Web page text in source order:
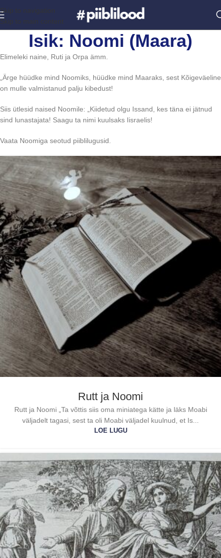
Skip to navigation
Skip to main content
Isik: Noomi (Maara)
Elimeleki naine, Ruti ja Orpa ämm.
„Ärge hüüdke mind Noomiks, hüüdke mind Maaraks, sest Kõigeväeline
on mulle valmistanud palju kibedust!
Siis ütlesid naised Noomile: „Kiidetud olgu Issand, kes täna ei jätnud
sind lunastajata! Saagu ta nimi kuulsaks Iisraelis!
Vaata Noomiga seotud piiblilugusid.
Rutt ja Noomi
Rutt ja Noomi „Ta võttis siis oma miniatega kätte ja läks Moabi
väljadelt tagasi, sest ta oli Moabi väljadel kuulnud, et Is...
LOE LUGU